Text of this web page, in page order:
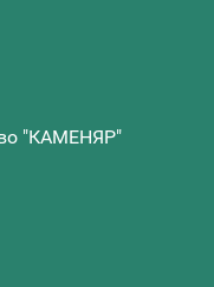
"КАМЕНЯР"